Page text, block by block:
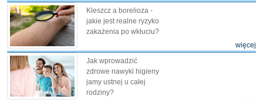
Kleszcz a borelioza -
jakie jest realne ryzyko
zakażenia po wkłuciu?
więcej
Jak wprowadzić
zdrowe nawyki higieny
jamy ustnej u całej
rodziny?